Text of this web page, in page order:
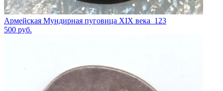
Армейская Мундирная пуговица XIX века_123
500 руб.